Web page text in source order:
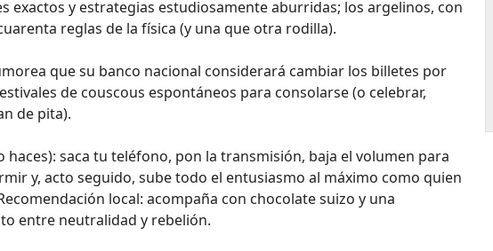
exactos y estrategias estudiosamente aburridas; los argelinos, con
reglas de la física (y una que otra rodilla).
que su banco nacional considerará cambiar los billetes por
de couscous espontáneos para consolarse (o celebrar,
de pita).
haces): saca tu teléfono, pon la transmisión, baja el volumen para
y, acto seguido, sube todo el entusiasmo al máximo como quien
local: acompaña con chocolate suizo y una
entre neutralidad y rebelión.